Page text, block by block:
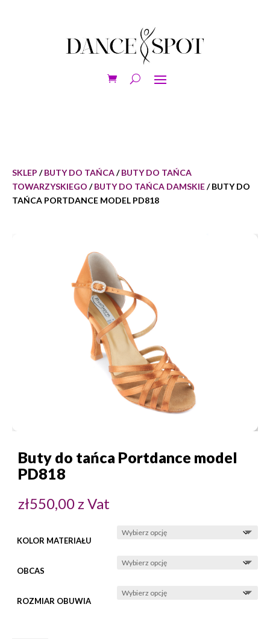
SKLEP /BUTY DO TAŃCA/BUTY DO TAŃCA
TOWARZYSKIEGO /BUTY DO TAŃCA DAMSKIE/ BUTY DO
TAŃCA PORTDANCE MODEL PD818
Buty do tańca Portdance model
PD818
zł550,00 z Vat
KOLOR MATERIAŁU
OBCAS
ROZMIAR OBUWIA